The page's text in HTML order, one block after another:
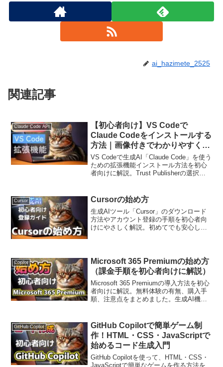
ai_hazimete_2525
関連記事
Claude Code API
【初心者向け】VS Codeで
Claude Codeをインストールする
方法｜画像付きでわかりやすく解
説
VS Codeで生成AI「Claude Code」を使う
ための拡張機能インストール方法を初心
者向けに解説。Trust Publisherの選択、
方におすすめのガイドです。
Cursor Cursorの始め方
生成AIツール「Cursor」のダウンロード
方法やアカウント登録の手順を初心者向
けにやさしく解説。初めてでも安心して
Copilot
Microsoft 365 Premiumの始め方
（課金手順を初心者向けに解説）
Microsoft 365 Premiumの導入方法を初心
者向けに解説。無料体験の有無、購入手
順、注意点をまとめました。生成AI機能
GitHub Copilot
GitHub Copilotで簡単ゲーム制
作！HTML・CSS・JavaScriptで
始めるコード生成入門
GitHub Copilotを使って、HTML・CSS・
JavaScriptで簡単なゲームを作る方法を